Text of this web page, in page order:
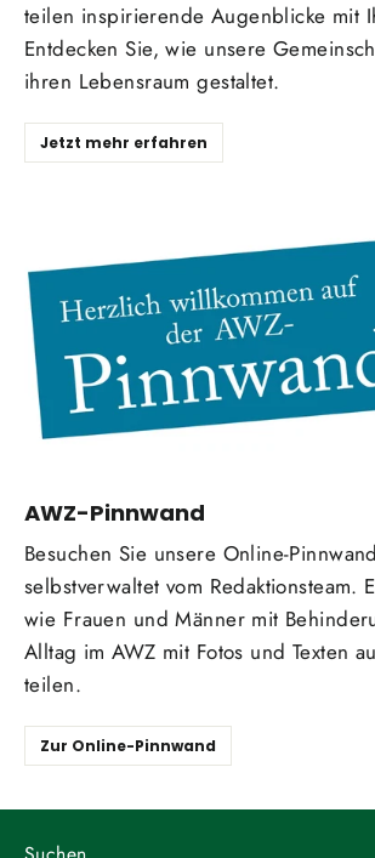
teilen inspirierende Augenblicke mit
Entdecken Sie, wie unsere
ihren Lebensraum gestaltet.
Jetzt mehr erfahren
AWZ-Pinnwand
Besuchen Sie unsere Online-
selbstverwaltet vom Redaktionsteam.
wie Frauen und Männer mit
Alltag im AWZ mit Fotos und Texten
teilen.
Zur Online-Pinnwand